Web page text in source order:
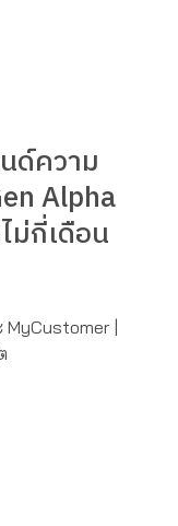
ด์ความ
Alpha
ม่กี่เดือน